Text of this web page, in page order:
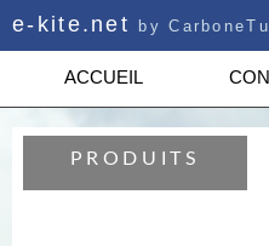
e-kite.net by
ACCUEIL
PRODUITS